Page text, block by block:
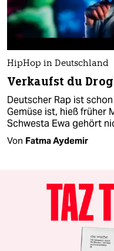
HipHop in Deutschland
Verkaufst du
Deutscher Rap ist
Gemüse ist, hieß früher
Schwesta Ewa gehört
Von Fatma Aydemir